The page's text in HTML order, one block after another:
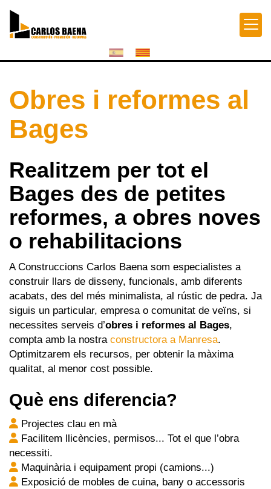
Obres i reformes al
Bages
Realitzem per tot el
Bages des de petites
reformes, a obres noves
o rehabilitacions
A Construccions Carlos Baena som especialistes a
construir llars de disseny, funcionals, amb diferents
acabats, des del més minimalista, al rústic de pedra. Ja
siguis un particular, empresa o comunitat de veïns, si
necessites serveis d’obres i reformes al Bages,
compta amb la nostraconstructora a Manresa.
Optimitzarem els recursos, per obtenir la màxima
qualitat, al menor cost possible.
Què ens diferencia?
Projectes clau en mà
Facilitem llicències, permisos... Tot el que l’obra
necessiti.
Maquinària i equipament propi (camions...)
Exposició de mobles de cuina, bany o accessoris